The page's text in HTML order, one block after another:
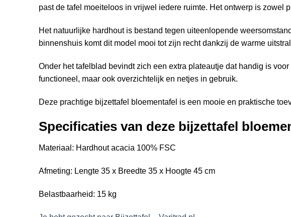
past de tafel moeiteloos in vrijwel iedere ruimte. Het ontwerp is
Het natuurlijke hardhout is bestand tegen uiteenlopende
binnenshuis komt dit model mooi tot zijn recht dankzij de warme
Onder het tafelblad bevindt zich een extra plateautje dat handig is
functioneel, maar ook overzichtelijk en netjes in gebruik.
Deze prachtige bijzettafel bloementafel is een mooie en praktische
Specificaties van deze bijzettafel
Materiaal: Hardhout acacia 100% FSC
Afmeting: Lengte 35 x Breedte 35 x Hoogte 45 cm
Belastbaarheid: 15 kg